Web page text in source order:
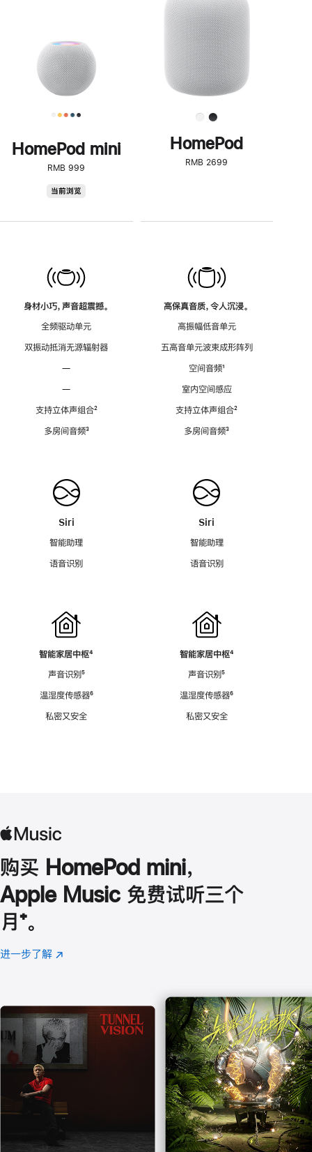
HomePod mini
RMB 999
当前浏览
身材小巧，声音超震撼。
全频驱动单元
双振动抵消无源辐射器
—
—
支持立体声组合脚
²
多房间音频脚
³
Siri
智能助理
语音识别
智能家居中枢脚
⁴
声音识别脚
⁵
温湿度传感器脚
⁶
私密又安全
了
解
HomePod<
HomePod
RMB 2699
高保真音质，令人沉浸。
高振幅低音单元
五高音单元波束成形阵列
空间音频脚
¹
室内空间感应
支持立体声组合脚
²
多房间音频脚
³
Siri
智能助理
语音识别
智能家居中枢脚
⁴
声音识别脚
⁵
温湿度传感器脚
⁶
私密又安全
购买 HomePod mini，
Apple Music 免费试听三个
月 脚
注
⁺。
进一步了解 Apple
(在
口
中
打
开)